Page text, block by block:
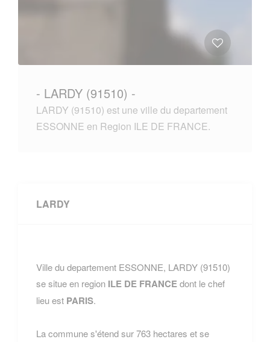
- LARDY (91510) -
LARDY (91510) est une ville du departement
ESSONNE en Region ILE DE FRANCE.
LARDY
Ville du departement ESSONNE, LARDY (91510)
se situe en region ILE DE FRANCEdont le chef
lieu est PARIS.
La commune s'étend sur 763 hectares et se